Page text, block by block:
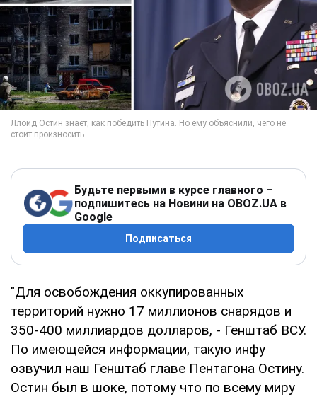
Будьте первыми в курсе главного –
подпишитесь на Новини на OBOZ.UA в
Google
Подписаться
"Для освобождения оккупированных
территорий нужно 17 миллионов снарядов и
350-400 миллиардов долларов, - Генштаб ВСУ.
По имеющейся информации, такую инфу
озвучил наш Генштаб главе Пентагона Остину.
Остин был в шоке, потому что по всему миру